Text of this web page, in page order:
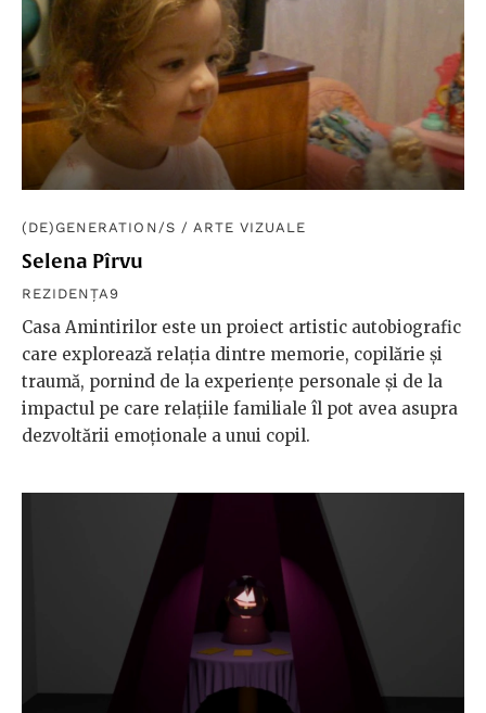
(DE)GENERATION/S / ARTE VIZUALE
Selena Pîrvu
REZIDENȚA9
Casa Amintirilor este un proiect artistic autobiografic
care explorează relația dintre memorie, copilărie și
traumă, pornind de la experiențe personale și de la
impactul pe care relațiile familiale îl pot avea asupra
dezvoltării emoționale a unui copil.